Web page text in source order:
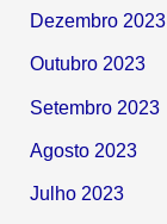
Dezembro 2023
Outubro 2023
Setembro 2023
Agosto 2023
Julho 2023